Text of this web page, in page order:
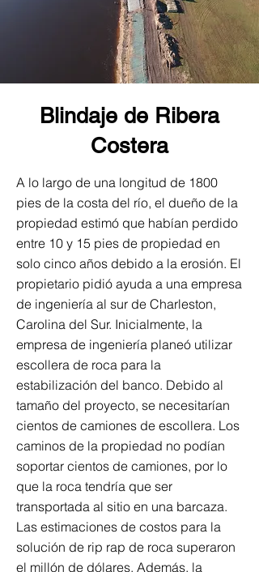
Blindaje de Ribera
Costera
A lo largo de una longitud de 1800
pies de la costa del río, el dueño de la
propiedad estimó que habían perdido
entre 10 y 15 pies de propiedad en
solo cinco años debido a la erosión. El
propietario pidió ayuda a una empresa
de ingeniería al sur de Charleston,
Carolina del Sur. Inicialmente, la
empresa de ingeniería planeó utilizar
escollera de roca para la
estabilización del banco. Debido al
tamaño del proyecto, se necesitarían
cientos de camiones de escollera. Los
caminos de la propiedad no podían
soportar cientos de camiones, por lo
que la roca tendría que ser
transportada al sitio en una barcaza.
Las estimaciones de costos para la
solución de rip rap de roca superaron
el millón de dólares. Además, la